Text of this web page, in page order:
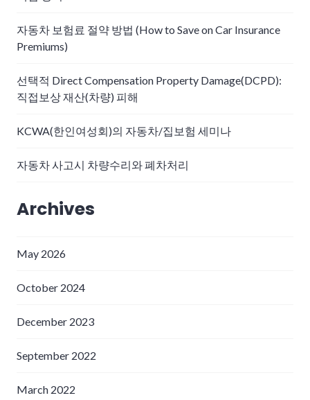
자동차 보험료 절약 방법 (How to Save on Car Insurance
Premiums)
선택적 Direct Compensation Property Damage(DCPD):
직접보상 재산(차량) 피해
KCWA(한인여성회)의 자동차/집보험 세미나
자동차 사고시 차량수리와 폐차처리
Archives
May 2026
October 2024
December 2023
September 2022
March 2022